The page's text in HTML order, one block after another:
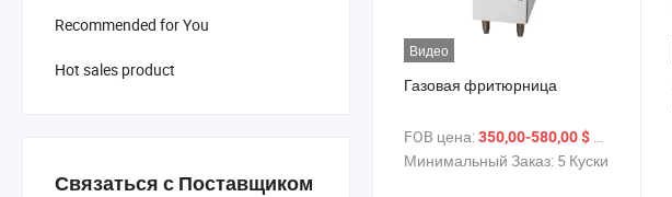
Recommended for You
Hot sales product
Связаться с Поставщиком
Видео
Газовая фритюрница
FOB цена:350,00-580,00 $
Минимальный Заказ: 5 Куски